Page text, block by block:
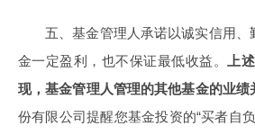
五、基金管理人承诺以诚实信用
金一定盈利，也不保证最低收益。
上
现，基金管理人管理的其他基金的业
份有限公司提醒您基金投资的“买者自